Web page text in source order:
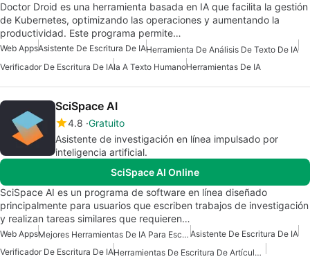
Doctor Droid es una herramienta basada en IA que facilita la gestión
de Kubernetes, optimizando las operaciones y aumentando la
productividad. Este programa permite…
Web AppsAsistente De Escritura De IAHerramienta De Análisis De Texto De IA
Verificador De Escritura De IAIa A Texto HumanoHerramientas De IA
SciSpace AI
4.8 Gratuito
Asistente de investigación en línea impulsado por
inteligencia artificial.
SciSpace AI Online
SciSpace AI es un programa de software en línea diseñado
principalmente para usuarios que escriben trabajos de investigación
y realizan tareas similares que requieren…
Web Apps Mejores Herramientas De IA Para Escritores Asistente De Escritura De IA
Verificador De Escritura De IA
Herramientas De Escritura De Artículos De IA